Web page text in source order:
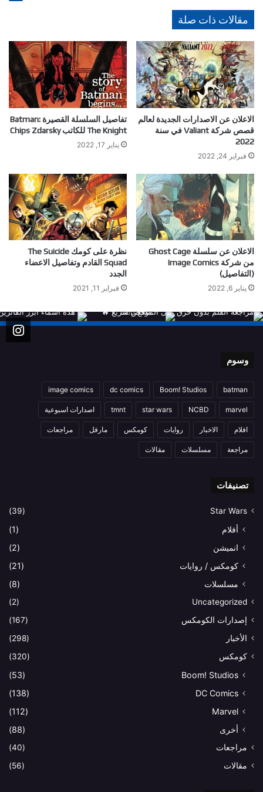
مقالات ذات صلة
الاعلان عن الاصدارات الجديدة لعالم
قصص شركة Valiant في سنة
2022
فبراير 24, 2022
تفاصيل السلسلة القصيرة Batman:
The Knight للكاتب Chips Zdarsky
يناير 17, 2022
الاعلان عن سلسلة Ghost Cage
من شركة Image Comics
(التفاصيل)
يناير 6, 2022
نظرة على كومك The Suicide
Squad القادم وتفاصيل الاعضاء
الجدد
فبراير 11, 2021
وسوم
batman
Boom! Studios
dc comics
image comics
marvel
NCBD
star wars
tmnt اصدارات اسبوعية
افلام الاخبار روايات كومكس مارفل مراجعات
مراجعة مسلسلات مقالات
تصنيفات
Star Wars
(39)
أفلام
(1)
انميشن
(2)
كومكس / روايات
(21)
مسلسلات
(8)
Uncategorized
(2)
إصدارات الكومكس
(167)
الأخبار
(298)
كومكس
(320)
Boom! Studios
(53)
DC Comics
(138)
Marvel
(112)
أخرى
(88)
مراجعات
(40)
مقالات
(56)